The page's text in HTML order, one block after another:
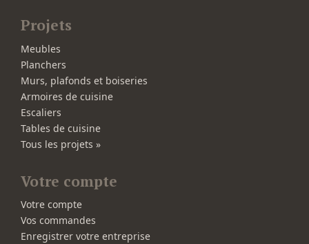
Projets
Meubles
Planchers
Murs, plafonds et boiseries
Armoires de cuisine
Escaliers
Tables de cuisine
Tous les projets »
Votre compte
Votre compte
Vos commandes
Enregistrer votre entreprise